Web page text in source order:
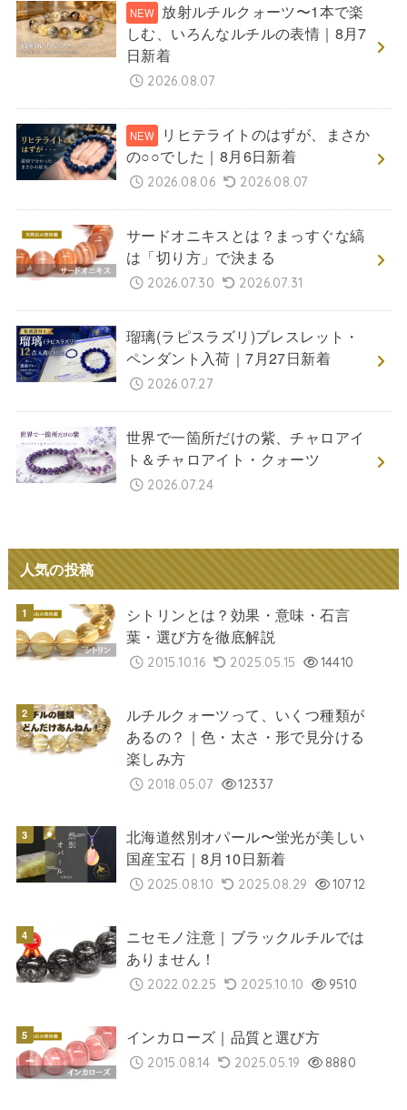
放射ルチルクォーツ〜1本で楽
しむ、いろんなルチルの表情｜8月7
日新着
2026.08.07
リヒテライトのはずが、まさか
の○○でした｜8月6日新着
2026.08.06 2026.08.07
サードオニキスとは？まっすぐな縞
は「切り方」で決まる
2026.07.30 2026.07.31
瑠璃(ラピスラズリ)ブレスレット・
ペンダント入荷｜7月27日新着
2026.07.27
世界で一箇所だけの紫、チャロアイ
ト＆チャロアイト・クォーツ
2026.07.24
人気の投稿
シトリンとは？効果・意味・石言
葉・選び方を徹底解説
2015.10.16 2025.05.15 14410
ルチルクォーツって、いくつ種類が
あるの？｜色・太さ・形で見分ける
楽しみ方
2018.05.07 12337
北海道然別オパール〜蛍光が美しい
国産宝石｜8月10日新着
2025.08.10 2025.08.29 10712
ニセモノ注意｜ブラックルチルでは
ありません！
2022.02.25 2025.10.10 9510
インカローズ｜品質と選び方
2015.08.14 2025.05.19 8880